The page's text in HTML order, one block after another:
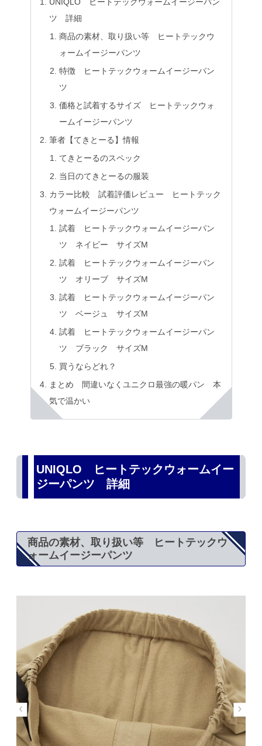
UNIQLO ヒートテックウォームイージーパン
ツ 詳細
商品の素材、取り扱い等 ヒートテックウ
ォームイージーパンツ
特徴 ヒートテックウォームイージーパン
ツ
価格と試着するサイズ ヒートテックウォ
ームイージーパンツ
筆者【てきとーる】情報
てきとーるのスペック
当日のてきとーるの服装
カラー比較 試着評価レビュー ヒートテック
ウォームイージーパンツ
試着 ヒートテックウォームイージーパン
ツ ネイビー サイズM
試着 ヒートテックウォームイージーパン
ツ オリーブ サイズM
試着 ヒートテックウォームイージーパン
ツ ベージュ サイズM
試着 ヒートテックウォームイージーパン
ツ ブラック サイズM
買うならどれ？
まとめ 間違いなくユニクロ最強の暖パン 本
気で温かい
UNIQLO ヒートテックウォームイー
ジーパンツ 詳細
商品の素材、取り扱い等 ヒートテックウ
ォームイージーパンツ